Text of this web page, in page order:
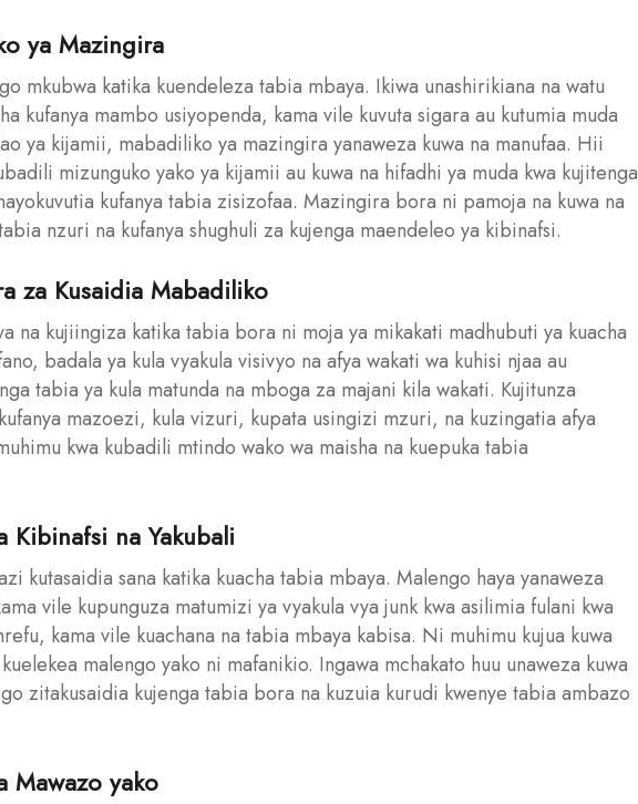
ya Mazingira
mkubwa katika kuendeleza tabia mbaya. Ikiwa unashirikiana na watu
kufanya mambo usiyopenda, kama vile kuvuta sigara au kutumia muda
ya kijamii, mabadiliko ya mazingira yanaweza kuwa na manufaa. Hii
mizunguko yako ya kijamii au kuwa na hifadhi ya muda kwa kujitenga
kufanya tabia zisizofaa. Mazingira bora ni pamoja na kuwa na
nzuri na kufanya shughuli za kujenga maendeleo ya kibinafsi.
za Kusaidia Mabadiliko
na kujiingiza katika tabia bora ni moja ya mikakati madhubuti ya kuacha
badala ya kula vyakula visivyo na afya wakati wa kuhisi njaa au
tabia ya kula matunda na mboga za majani kila wakati. Kujitunza
mazoezi, kula vizuri, kupata usingizi mzuri, na kuzingatia afya
kwa kubadili mtindo wako wa maisha na kuepuka tabia
Kibinafsi na Yakubali
kutasaidia sana katika kuacha tabia mbaya. Malengo haya yanaweza
vile kupunguza matumizi ya vyakula vya junk kwa asilimia fulani kwa
kama vile kuachana na tabia mbaya kabisa. Ni muhimu kujua kuwa
malengo yako ni mafanikio. Ingawa mchakato huu unaweza kuwa
zitakusaidia kujenga tabia bora na kuzuia kurudi kwenye tabia ambazo
Mawazo yako